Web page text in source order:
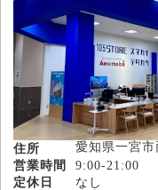
住所
愛知県一宮
営業時間
9:00-21:00
定休日
なし